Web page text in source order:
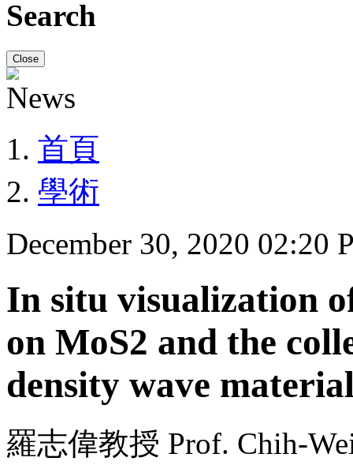
Search
Close
首頁
學術
December 30, 2020 02:20
In situ visualization
on MoS2 and the
density wave
羅志偉教授 Prof. Chih-